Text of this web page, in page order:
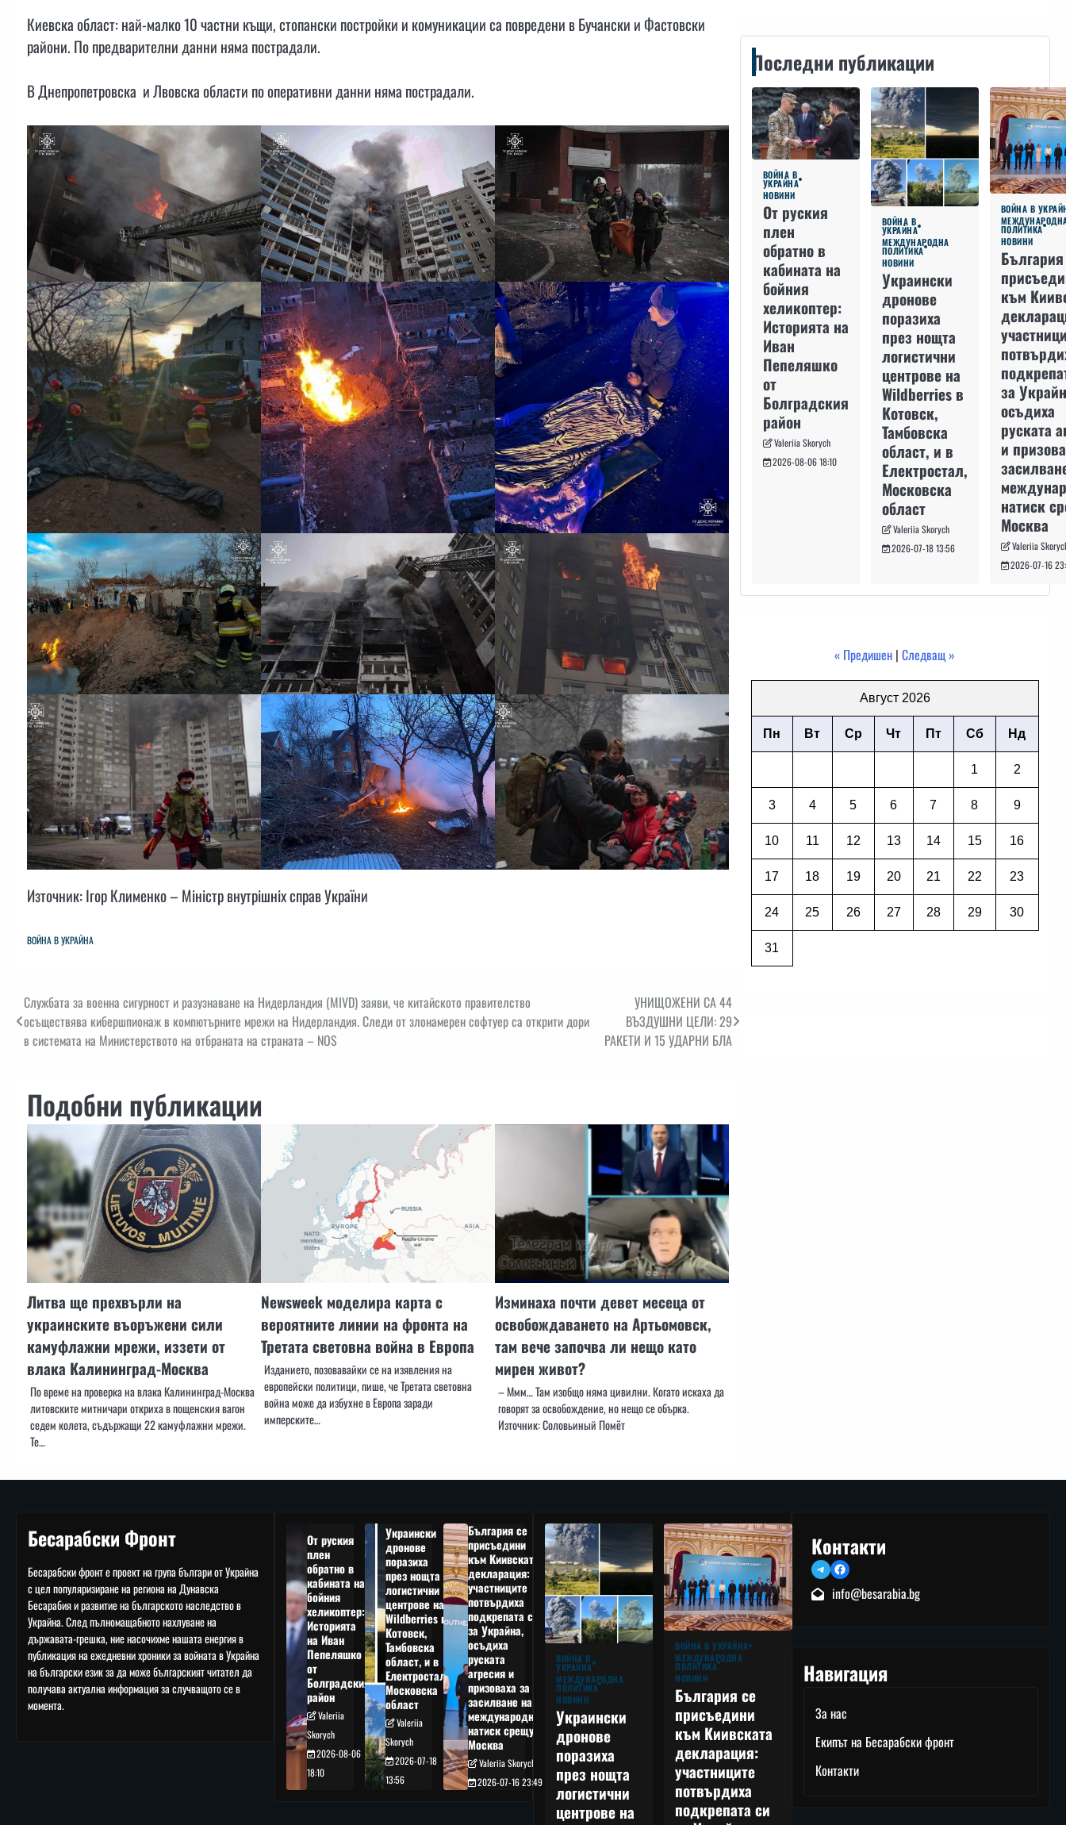
Киевска област: най-малко 10 частни къщи, стопански постройки и комуникации са повредени в Бучански и Фастовски
райони. По предварителни данни няма пострадали.
В Днепропетровска и Лвовска области по оперативни данни няма пострадали.
Източник: Ігор Клименко – Міністр внутрішніх справ України
ВОЙНА В УКРАЙНА
Навигация
Службата за военна сигурност и разузнаване на Нидерландия (MIVD) заяви, че китайското правителство
осъществява кибершпионаж в компютърните мрежи на Нидерландия. Следи от злонамерен софтуер са открити дори
в системата на Министерството на отбраната на страната – NOS
УНИЩОЖЕНИ СА 44
ВЪЗДУШНИ ЦЕЛИ: 29
РАКЕТИ И 15 УДАРНИ БЛА
Подобни публикации
Литва ще прехвърли на
украинските въоръжени сили
камуфлажни мрежи, иззети от
влака Калининград-Москва
По време на проверка на влака Калининград-Москва
литовските митничари откриха в пощенския вагон
седем колета, съдържащи 22 камуфлажни мрежи.
Те…
Newsweek моделира карта с
вероятните линии на фронта на
Третата световна война в Европа
Изданието, позовавайки се на изявления на
европейски политици, пише, че Третата световна
война може да избухне в Европа заради
имперските…
Изминаха почти девет месеца от
освобождаването на Артьомовск,
там вече започва ли нещо като
мирен живот?
– Ммм… Там изобщо няма цивилни. Когато искаха да
говорят за освобождение, но нещо се обърка.
Източник: Соловьиный Помёт
Последни публикации
ВОЙНА В
УКРАЙНА
НОВИНИ
От руския
плен
обратно в
кабината на
бойния
хеликоптер:
Историята на
Иван
Пепеляшко
от
Болградския
район
Valeriia Skorych
2026-08-06 18:10
ВОЙНА В
УКРАЙНА
МЕЖДУНАРОДНА
ПОЛИТИКА
НОВИНИ
Украински
дронове
поразиха
през нощта
логистични
центрове на
Wildberries в
Котовск,
Тамбовска
област, и в
Електростал,
Московска
област
Valeriia Skorych
2026-07-18 13:56
ВОЙНА В
ПОЛИТИКА
НОВИНИ
към
за
осъдиха
руската
и
натиск
Москва
Valeriia
2026-07-16
« Предишен |Следващ »
Август 2026
Пн Вт Ср Чт Пт Сб Нд
1 2
3 4 5 6 7 8 9
10 11 12 13 14 15 16
17 18 19 20 21 22 23
24 25 26 27 28 29 30
31
Бесарабски Фронт
Бесарабски фронт е проект на група българи от Украйна
с цел популяризиране на региона на Дунавска
Бесарабия и развитие на българското наследство в
Украйна. След пълномащабното нахлуване на
държавата-грешка, ние насочихме нашата енергия в
публикация на ежедневни хроники за войната в Украйна
на български език за да може българският читател да
получава актуална информация за случващото се в
момента.
От руския
плен
обратно в
кабината на
бойния
хеликоптер:
Историята
на Иван
Пепеляшко
от
Болградския
район
Valeriia
Skorych
2026-08-06
18:10
Украински
дронове
поразиха
през нощта
логистични
центрове на
Wildberries в
Котовск,
Тамбовска
област, и в
Електростал,
Московска
област
Valeriia
Skorych
2026-07-18
13:56
България се
присъедини
към Киивската
декларация:
участниците
потвърдиха
подкрепата си
за Украйна,
осъдиха
руската
агресия и
призоваха за
засилване на
международния
натиск срещу
Москва
Valeriia Skorych
2026-07-16 23:49
ВОЙНА В
УКРАЙНА
МЕЖДУНАРОДНА
ПОЛИТИКА
НОВИНИ
Украински
дронове
поразиха
през нощта
логистични
центрове на
ВОЙНА В УКРАЙНА
МЕЖДУНАРОДНА
ПОЛИТИКА
НОВИНИ
България се
присъедини
към Киивската
декларация:
участниците
потвърдиха
подкрепата си
Контакти
TelegramFacebook
info@besarabia.bg
Навигация
За нас
Екипът на Бесарабски фронт
Контакти